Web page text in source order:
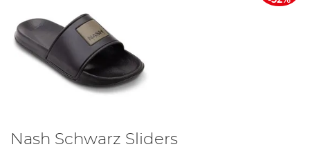
Nash Schwarz Sliders